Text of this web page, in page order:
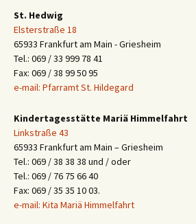
St. Hedwig
Elsterstraße 18
65933 Frankfurt am Main - Griesheim
Tel.: 069 / 33 999 78 41
Fax: 069 / 38 99 50 95
e-mail: Pfarramt St. Hildegard
Kindertagesstätte Mariä Himmelfahrt
Linkstraße 43
65933 Frankfurt am Main – Griesheim
Tel.: 069 / 38 38 38 und / oder
Tel.: 069 / 76 75 66 40
Fax: 069 / 35 35 10 03.
e-mail: Kita Mariä Himmelfahrt